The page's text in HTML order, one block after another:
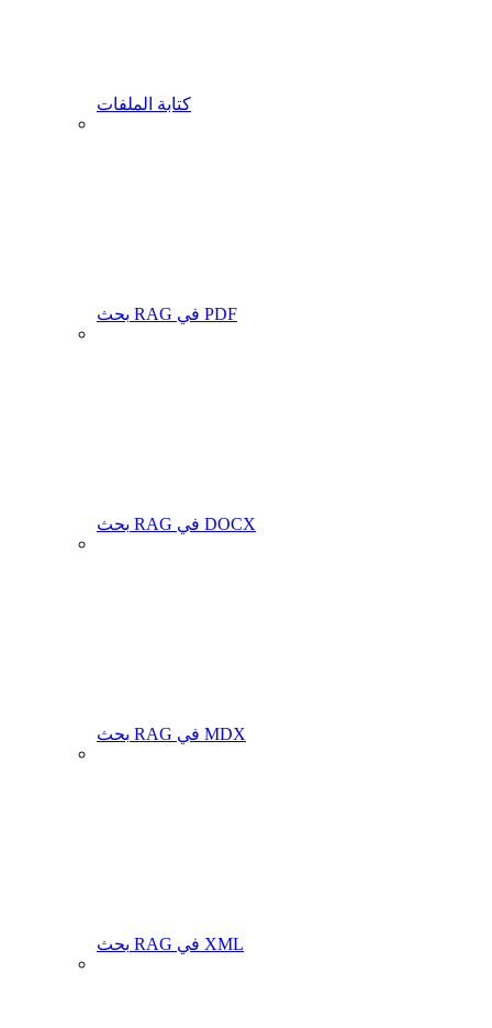
كتابة الملفات
بحث RAG في PDF
بحث RAG في DOCX
بحث RAG في MDX
بحث RAG في XML